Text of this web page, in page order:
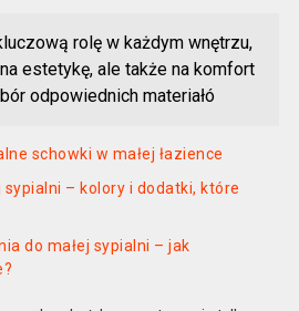
rolę w każdym wnętrzu,
estetykę, ale także na komfort
odpowiednich materiałó
schowki w małej łazience
– kolory i dodatki, które
do małej sypialni – jak